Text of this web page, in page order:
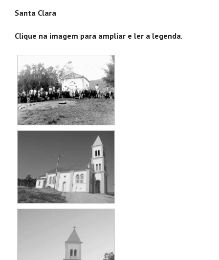
Santa Clara
Clique na imagem para ampliar e ler a legenda.